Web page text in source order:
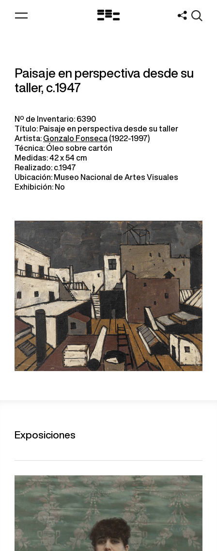
Logo
Paisaje en perspectiva desde su
taller, c.1947
Nº de Inventario: 6390
Título: Paisaje en perspectiva desde su taller
Artista: Gonzalo Fonseca (1922-1997)
Técnica: Óleo sobre cartón
Medidas: 42 x 54 cm
Realizado: c.1947
Ubicación: Museo Nacional de Artes Visuales
Exhibición: No
Exposiciones